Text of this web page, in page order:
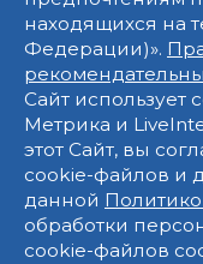
находящихся на
Федерации)».
Сайт использует
Метрика и
этот Сайт, вы
cookie-файлов и
данной
обработки
cookie-файлов